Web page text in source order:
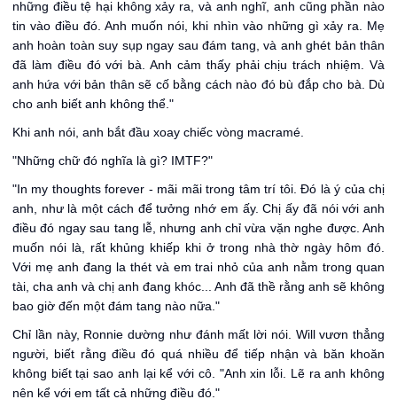
những điều tệ hại không xảy ra, và anh nghĩ, anh cũng phần nào
tin vào điều đó. Anh muốn nói, khi nhìn vào những gì xảy ra. Mẹ
anh hoàn toàn suy sụp ngay sau đám tang, và anh ghét bản thân
đã làm điều đó với bà. Anh cảm thấy phải chịu trách nhiệm. Và
anh hứa với bản thân sẽ cố bằng cách nào đó bù đắp cho bà. Dù
cho anh biết anh không thể."
Khi anh nói, anh bắt đầu xoay chiếc vòng macramé.
"Những chữ đó nghĩa là gì? IMTF?"
"In my thoughts forever - mãi mãi trong tâm trí tôi. Đó là ý của chị
anh, như là một cách để tưởng nhớ em ấy. Chị ấy đã nói với anh
điều đó ngay sau tang lễ, nhưng anh chỉ vừa vặn nghe được. Anh
muốn nói là, rất khủng khiếp khi ở trong nhà thờ ngày hôm đó.
Với mẹ anh đang la thét và em trai nhỏ của anh nằm trong quan
tài, cha anh và chị anh đang khóc... Anh đã thề rằng anh sẽ không
bao giờ đến một đám tang nào nữa."
Chỉ lần này, Ronnie dường như đánh mất lời nói. Will vươn thẳng
người, biết rằng điều đó quá nhiều để tiếp nhận và băn khoăn
không biết tại sao anh lại kể với cô. "Anh xin lỗi. Lẽ ra anh không
nên kể với em tất cả những điều đó."